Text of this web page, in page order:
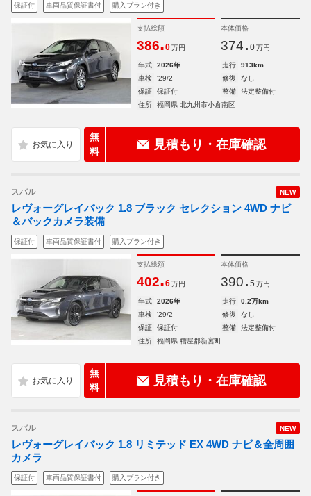
保証付 車両品質保証書付 購入プラン付き
支払総額
386.0 万円
本体価格
374. 0 万円
年式 2026年 走行
913km
車検
'29/2 修復
なし
保証
保証付 整備
法定整備付
住所
福岡県 北九州市小倉南区
無
料
見積もり・在庫確認
NEW
スバル
レヴォーグレイバック 1.8 ブラック セレクション 4WD ナビ
＆バックカメラ装備
保証付 車両品質保証書付 購入プラン付き
支払総額
402.6 万円
本体価格
390. 5 万円
年式 2026年 走行
0.2万km
車検
'29/2 修復
なし
保証
保証付 整備
法定整備付
住所
福岡県 糟屋郡新宮町
無
料
見積もり・在庫確認
NEW
スバル
レヴォーグレイバック 1.8 リミテッド EX 4WD ナビ＆全周囲
カメラ
保証付 車両品質保証書付 購入プラン付き